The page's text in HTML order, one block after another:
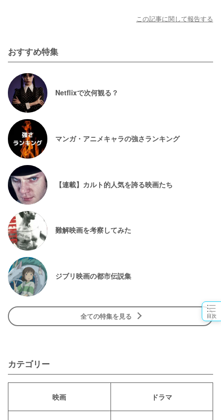
目次
この記事に関して報告する
おすすめ特集
Netflixで次何観る？
マンガ・アニメキャラの強さランキング
【連載】カルト的人気を誇る映画たち
難解映画を考察してみた
ジブリ映画の都市伝説集
全ての特集を見る
カテゴリー
映画 ドラマ